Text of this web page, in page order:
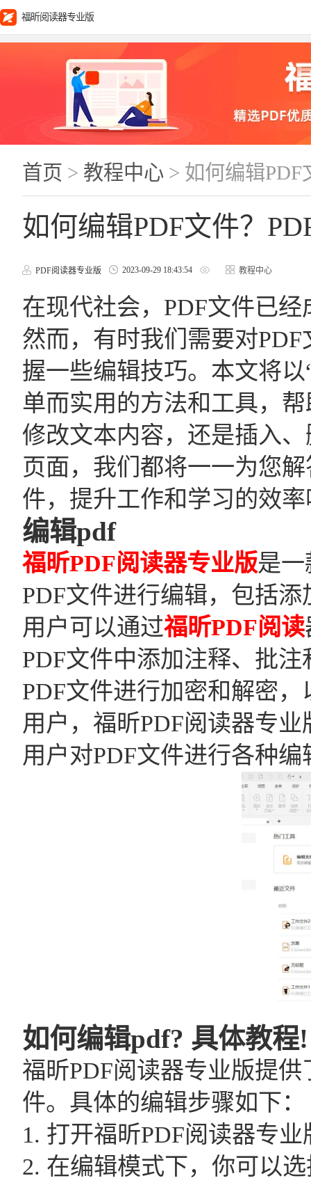
福昕阅读器专业版
首页 > 教程中心 > 如何编辑
如何编辑PDF文件？
PDF阅读器专业版 2023-09-29 18:43:54 教程中心
在现代社会，PDF文件已
然而，有时我们需要对
握一些编辑技巧。本文将
单而实用的方法和工具，
修改文本内容，还是插入
页面，我们都将一一为您
件，提升工作和学习的效
编辑pdf
福昕PDF阅读器专业版是
PDF文件进行编辑，包括
用户可以通过福昕PDF阅读
PDF文件中添加注释、批
PDF文件进行加密和解密
用户，福昕PDF阅读器专
用户对PDF文件进行各种编
如何编辑pdf? 具体教程!
福昕PDF阅读器专业版提
件。具体的编辑步骤如下：
1. 打开福昕PDF阅读器专
2. 在编辑模式下，你可以